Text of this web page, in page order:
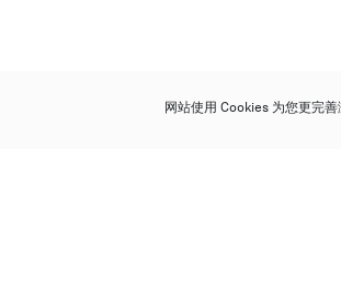
网站使用 Cookies 为您更完